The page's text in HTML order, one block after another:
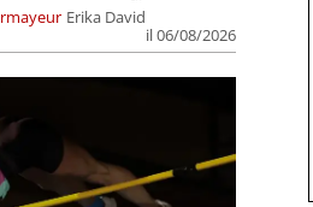
Erika David
il 06/08/2026